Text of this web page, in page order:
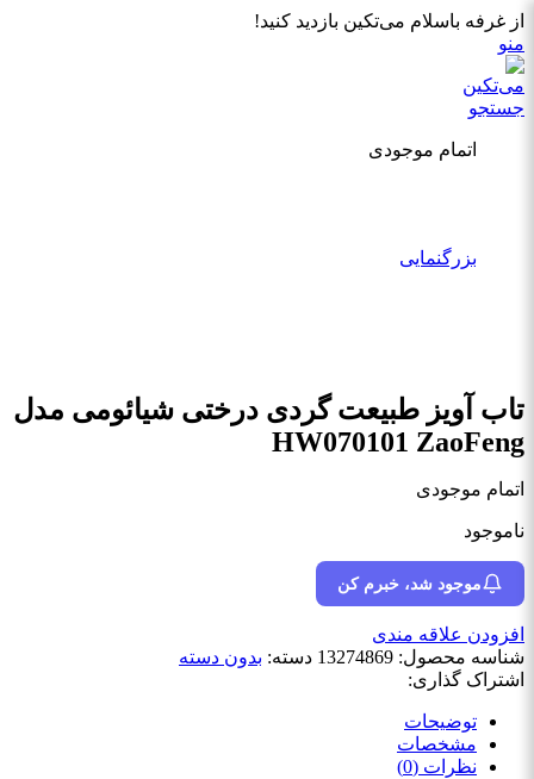
از غرفه باسلام می‌تکین بازدید کنید!
منو
جستجو
اتمام موجودی
بزرگنمایی
تاب آویز طبیعت گردی درختی شیائومی مدل
HW070101 ZaoFeng
اتمام موجودی
ناموجود
موجود شد، خبرم کن
افزودن علاقه مندی
شناسه محصول: 13274869 دسته: بدون دسته
اشتراک گذاری:
توضیحات
مشخصات
نظرات (0)